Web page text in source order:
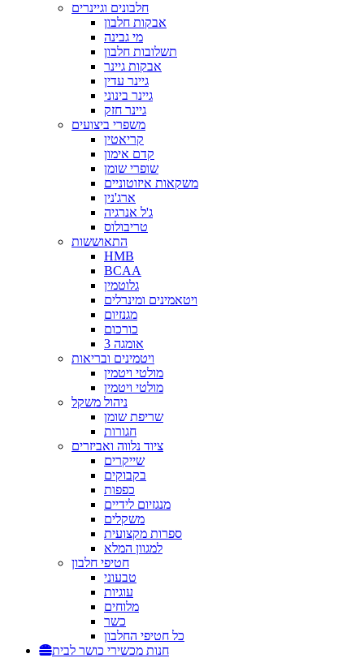
חלבונים וגיינרים
אבקות חלבון
מי גבינה
תשלובות חלבון
אבקות גיינר
גיינר עדין
גיינר בינוני
גיינר חזק
משפרי ביצועים
קריאטין
קדם אימון
שופרי שומן
משקאות איזוטוניים
ארג'נין
ג'ל אנרגיה
טריבולוס
התאוששות
HMB
BCAA
גלוטמין
ויטאמינים ומינרלים
מגנזיום
כורכום
אומגה 3
ויטמינים ובריאות
מולטי ויטמין
מולטי ויטמין
ניהול משקל
שריפת שומן
חגורות
ציוד נלווה ואביזרים
שייקרים
בקבוקים
כפפות
מנגזיום לידיים
משקלים
ספרות מקצועית
למגוון המלא
חטיפי חלבון
טבעוני
עוגיות
מלוחים
כשר
כל חטיפי החלבון
חנות מכשירי כושר לבית